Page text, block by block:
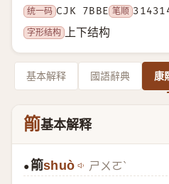
统一码 CJK 7BBE 笔顺
字形结构
上下结构
基本解释 國語辭典 康
箾基本解释
●箾shuò ㄕㄨㄛˋ